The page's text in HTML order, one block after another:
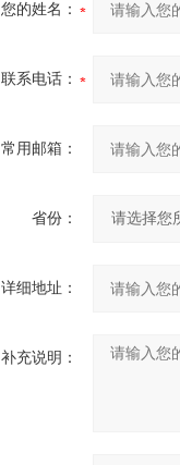
您的姓名：
联系电话：
常用邮箱：
省份：
详细地址：
补充说明：